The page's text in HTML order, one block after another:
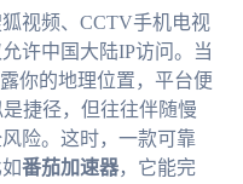
视频、CCTV手机电视
许中国大陆IP访问。当
你的地理位置，平台便
捷径，但往往伴随慢
险。这时，一款可靠
番茄加速器，它能完